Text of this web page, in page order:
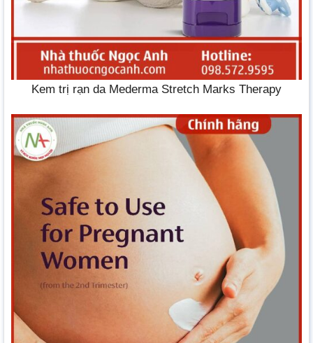
Kem trị rạn da Mederma Stretch Marks Therapy